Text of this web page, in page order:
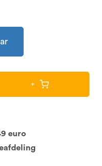
+
euro